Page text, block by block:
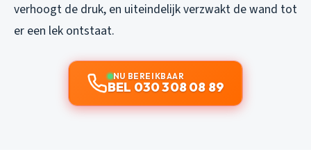
verhoogt de druk, en uiteindelijk verzwakt de wand tot
er een lek ontstaat.
NU BEREIKBAAR
BEL 030 308 08 89